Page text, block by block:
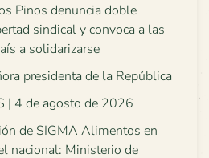
Pinos denuncia doble
sindical y convoca a las
a solidarizarse
presidenta de la República
| 4 de agosto de 2026
de SIGMA Alimentos en
nacional: Ministerio de